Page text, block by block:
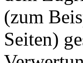
(zum
Seiten)